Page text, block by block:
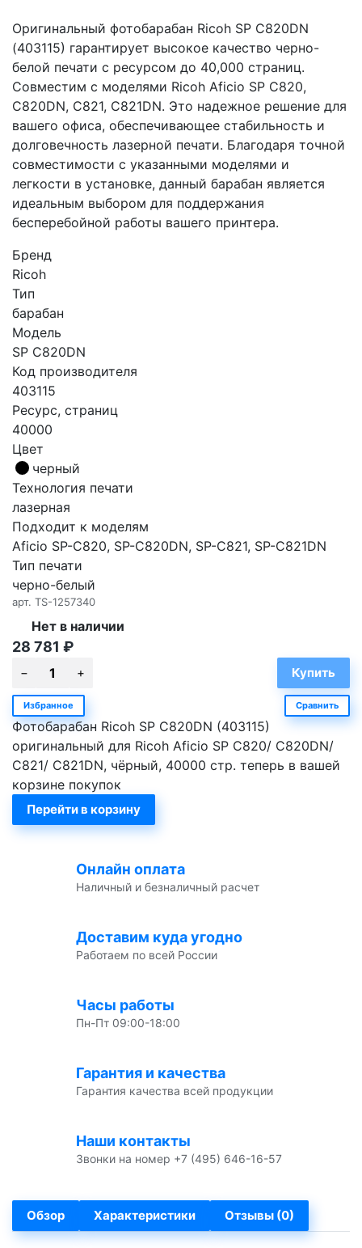
Оригинальный фотобарабан Ricoh SP C820DN
(403115) гарантирует высокое качество черно-
белой печати с ресурсом до 40,000 страниц.
Совместим с моделями Ricoh Aficio SP C820,
C820DN, C821, C821DN. Это надежное решение для
вашего офиса, обеспечивающее стабильность и
долговечность лазерной печати. Благодаря точной
совместимости с указанными моделями и
легкости в установке, данный барабан является
идеальным выбором для поддержания
бесперебойной работы вашего принтера.
Бренд
Ricoh
Тип
барабан
Модель
SP C820DN
Код производителя
403115
Ресурс, страниц
40000
Цвет
черный
Технология печати
лазерная
Подходит к моделям
Aficio SP-C820, SP-C820DN, SP-C821, SP-C821DN
Тип печати
черно-белый
арт. TS-1257340
Нет в наличии
28 781 ₽
Избранное Сравнить
Фотобарабан Ricoh SP C820DN (403115)
оригинальный для Ricoh Aficio SP C820/ C820DN/
C821/ C821DN, чёрный, 40000 стр. теперь в вашей
корзине покупок
Перейти в корзину
Онлайн оплата
Наличный и безналичный расчет
Доставим куда угодно
Работаем по всей России
Часы работы
Пн-Пт 09:00-18:00
Гарантия и качества
Гарантия качества всей продукции
Наши контакты
Звонки на номер +7 (495) 646-16-57
Обзор Характеристики Отзывы (0)